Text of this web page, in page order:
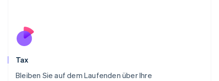
Tax
Bleiben Sie auf dem Laufenden über Ihre
Portugal
Português
Schweden